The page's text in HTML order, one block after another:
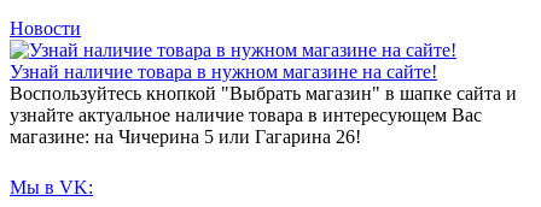
Новости
Узнай наличие товара в нужном магазине на сайте!
Воспользуйтесь кнопкой "Выбрать магазин" в шапке сайта и
узнайте актуальное наличие товара в интересующем Вас
магазине: на Чичерина 5 или Гагарина 26!
Мы в VK: